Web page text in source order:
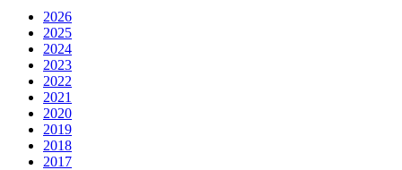
2026
2025
2024
2023
2022
2021
2020
2019
2018
2017